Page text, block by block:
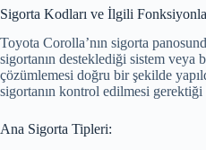
Sigorta Kodları ve İlgili
Toyota Corolla’nın sigorta
sigortanın desteklediği sistem veya
çözümlemesi doğru bir şekilde
sigortanın kontrol edilmesi
Ana Sigorta Tipleri: